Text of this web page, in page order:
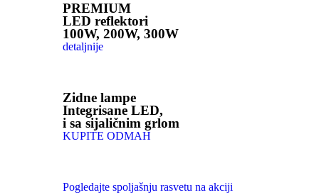
PREMIUM
LED reflektori
100W, 200W, 300W
detaljnije
Zidne lampe
Integrisane LED,
i sa sijaličnim grlom
KUPITE ODMAH
Pogledajte spoljašnju rasvetu na akciji